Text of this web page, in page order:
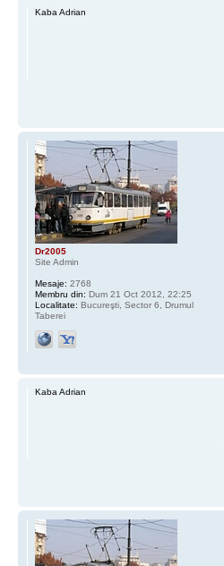
Kaba Adrian
Dr2005
Site Admin
Mesaje: 2768
Membru din: Dum 21 Oct 2012, 22:25
Localitate: Bucureşti, Sector 6, Drumul
Taberei
Kaba Adrian